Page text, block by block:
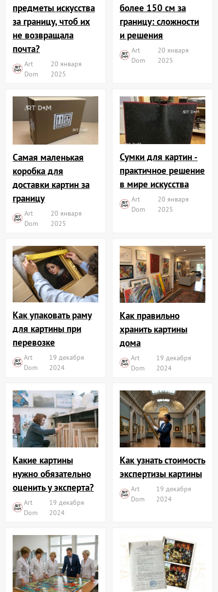
предметы искусства
за границу, чтоб их
не возвращала
почта?
Art
Dom
20 января
2025
более 150 см за
границу: сложности
и решения
Art
Dom
20 января
2025
Самая маленькая
коробка для
доставки картин за
границу
Art
Dom
20 января
2025
Сумки для картин -
практичное решение
в мире искусства
Art
Dom
20 января
2025
Как упаковать раму
для картины при
перевозке
Art
Dom
19 декабря
2024
Как правильно
хранить картины
дома
Art
Dom
19 декабря
2024
Какие картины
нужно обязательно
оценить у эксперта?
Art
Dom
19 декабря
2024
Как узнать стоимость
экспертизы картины
Art
Dom
19 декабря
2024